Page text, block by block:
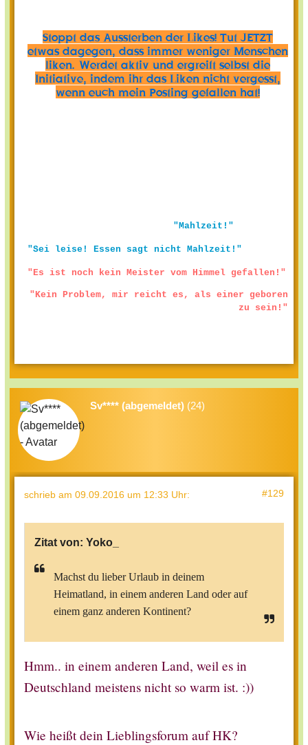
Stoppt das Aussterben der Likes! Tut JETZT
etwas dagegen, dass immer weniger Menschen
liken. Werdet aktiv und ergreift selbst die
Initiative, indem ihr das Liken nicht vergesst,
wenn euch mein Posting gefallen hat!
"Mahlzeit!"
"Sei leise! Essen sagt nicht Mahlzeit!"
"Es ist noch kein Meister vom Himmel gefallen!"
"Kein Problem, mir reicht es, als einer geboren
zu sein!"
Sv**** (abgemeldet) (24)
schrieb am 09.09.2016 um 12:33 Uhr: #129
Zitat von: Yoko_
Machst du lieber Urlaub in deinem
Heimatland, in einem anderen Land oder auf
einem ganz anderen Kontinent?
Hmm.. in einem anderen Land, weil es in
Deutschland meistens nicht so warm ist. :))
Wie heißt dein Lieblingsforum auf HK?